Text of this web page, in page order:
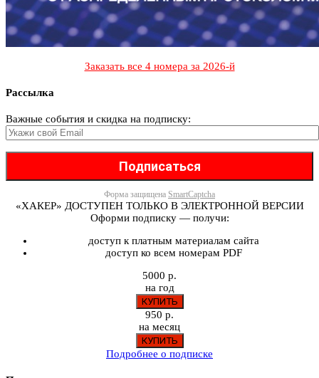
Заказать все 4 номера за 2026-й
Рассылка
Важные события и скидка на подписку:
Форма защищена SmartCaptcha
«ХАКЕР» ДОСТУПЕН ТОЛЬКО В ЭЛЕКТРОННОЙ ВЕРСИИ
Оформи подписку — получи:
доступ к платным материалам сайта
доступ ко всем номерам PDF
5000 р.
на год
950 р.
на месяц
Подробнее о подписке